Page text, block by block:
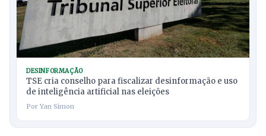
DESINFORMAÇÃO
TSE cria conselho para fiscalizar desinformação e uso
de inteligência artificial nas eleições
Por Yan Simon